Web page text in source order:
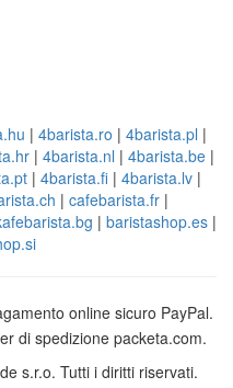
| 4barista.ro | 4barista.pl |
| 4barista.nl | 4barista.be |
| 4barista.fi | 4barista.lv |
| cafebarista.fr |
| baristashop.es |
s.r.o. Tutti i diritti riservati.